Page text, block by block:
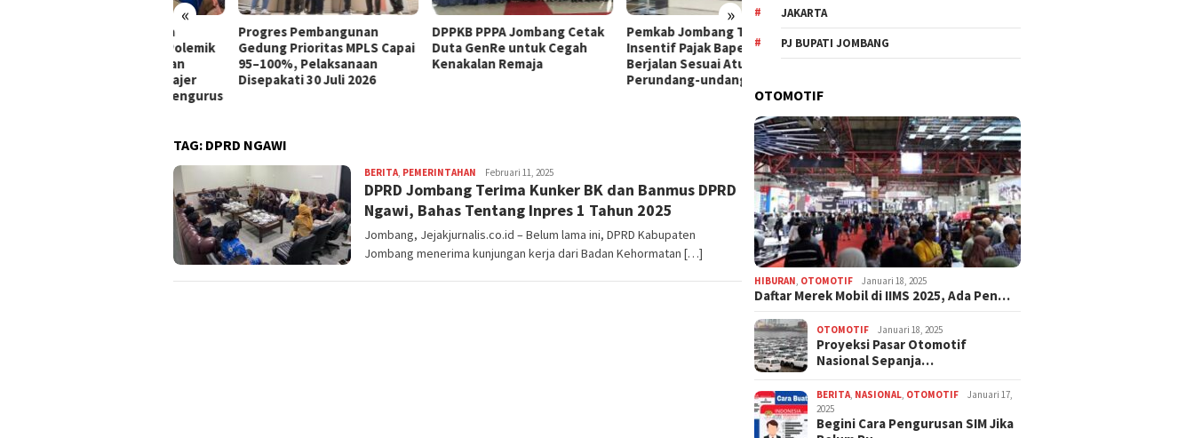
« »
Progres Pembangunan
Gedung Prioritas MPLS Capai
95–100%, Pelaksanaan
Disepakati 30 Juli 2026
DPPKB PPPA Jombang Cetak
Duta GenRe untuk Cegah
Kenakalan Remaja
Pemkab Jombang Tegaskan
Insentif Pajak Bapenda
Berjalan Sesuai Aturan
Perundang-undangan
Pencairan Kredit Sah, Bank
Jombang Ungkap Fakta
Status Debitur Ngatini di
Ketua KPRI Sejahtera
Aset, Sebut Pembelian
TAG: DPRD NGAWI
BERITA, PEMERINTAHAN adminjejak
Februari 11, 2025
DPRD Jombang Terima Kunker BK dan Banmus DPRD
Ngawi, Bahas Tentang Inpres 1 Tahun 2025
Jombang, Jejakjurnalis.co.id – Belum lama ini, DPRD Kabupaten
Jombang menerima kunjungan kerja dari Badan Kehormatan […]
JAKARTA
PJ BUPATI JOMBANG
OTOMOTIF
HIBURAN OTOMOTIF Januari 18, 2025
Daftar Merek Mobil di IIMS 2025, Ada Pen…
OTOMOTIF Januari 18, 2025
Proyeksi Pasar Otomotif
Nasional Sepanja…
BERITA NASIONAL OTOMOTIF
Januari 17,
2025
Begini Cara Pengurusan SIM Jika